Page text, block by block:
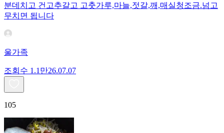
분데치고 건고추갈고 고춧가루,마늘,젓갈,깨,매실청조금.넘고
무치면 됩니다
울가족
조회수 1.1만26.07.07
105